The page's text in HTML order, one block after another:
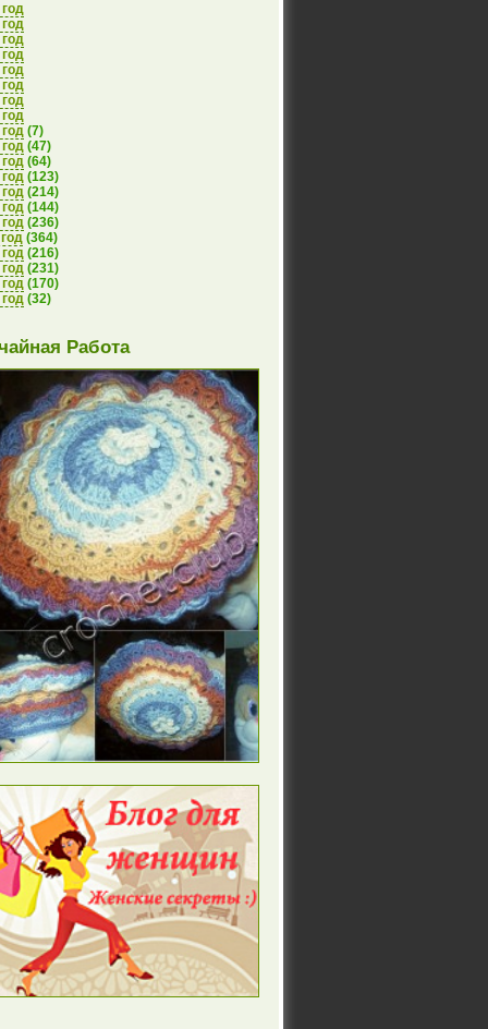
(7)
(47)
(64)
(123)
(214)
(144)
(236)
(364)
(216)
(231)
(170)
(32)
Работа